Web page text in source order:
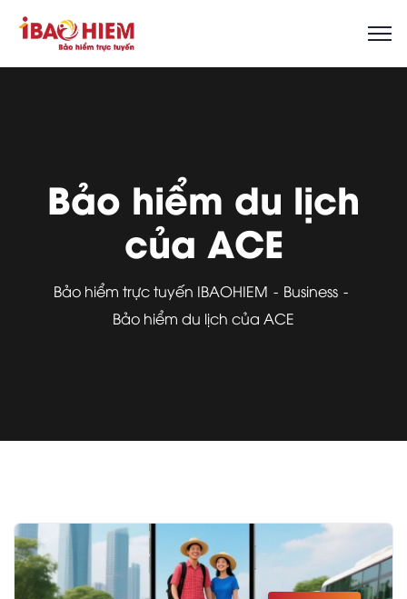
Bảo hiểm du lịch
của ACE
Bảo hiểm trực tuyến IBAOHIEM
Business
Bảo hiểm du lịch của ACE